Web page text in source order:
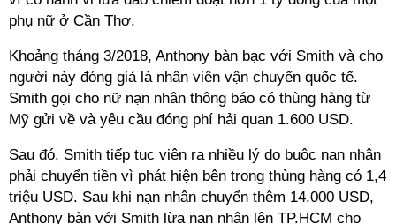
phụ nữ ở Cần Thơ.
Khoảng tháng 3/2018, Anthony bàn bạc với Smith và cho
người này đóng giả là nhân viên vận chuyển quốc tế.
Smith gọi cho nữ nạn nhân thông báo có thùng hàng từ
Mỹ gửi về và yêu cầu đóng phí hải quan 1.600 USD.
Sau đó, Smith tiếp tục viện ra nhiều lý do buộc nạn nhân
phải chuyển tiền vì phát hiện bên trong thùng hàng có 1,4
triệu USD. Sau khi nạn nhân chuyển thêm 14.000 USD,
Anthony bàn với Smith lừa nạn nhân lên TP.HCM cho